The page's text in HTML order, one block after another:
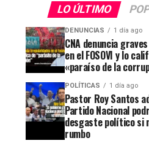
LO ÚLTIMO
DENUNCIAS 1 día ago
CNA denuncia
en el FOSOVI y lo
«paraíso de la
POLÍTICAS 1 día ago
Pastor Roy Santos
Partido Nacional
desgaste político si
rumbo